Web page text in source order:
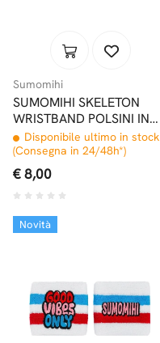
Sumomihi
SUMOMIHI SKELETON
WRISTBAND POLSINI IN
SPUGNA
Disponibile ultimo in stock
(Consegna in 24/48h*)
€ 8,00
Novità